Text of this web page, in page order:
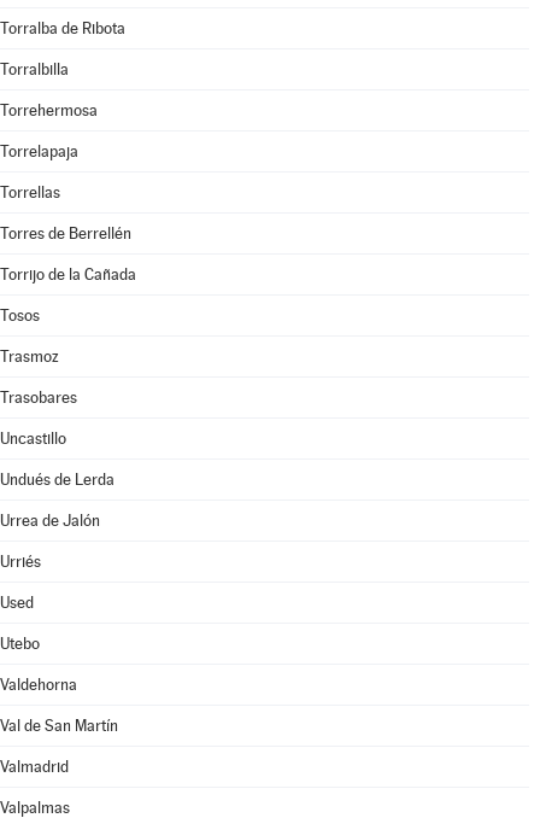
Torralba de Ribota
Torralbilla
Torrehermosa
Torrelapaja
Torrellas
Torres de Berrellén
Torrijo de la Cañada
Tosos
Trasmoz
Trasobares
Uncastillo
Undués de Lerda
Urrea de Jalón
Urriés
Used
Utebo
Valdehorna
Val de San Martín
Valmadrid
Valpalmas